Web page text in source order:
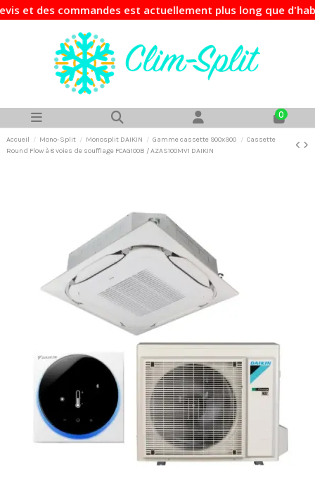
commandes est actuellement plus long que
0
Accueil Mono-Split Monosplit DAIKIN Gamme cassette 900x900
Cassette
Round Flow à 8 voies de soufflage FCAG100B / AZAS100MV1 DAIKIN